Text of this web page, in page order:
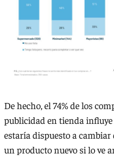
De hecho, el 74% de los
publicidad en tienda influye
estaría dispuesto a
un producto nuevo si lo ve